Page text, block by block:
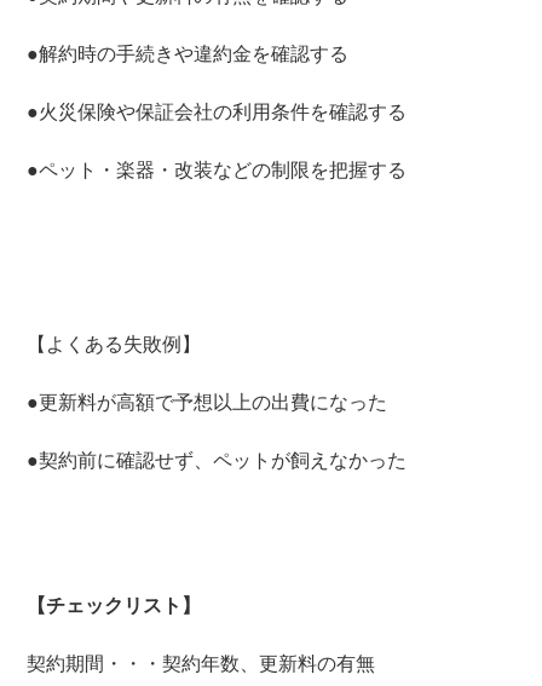
●解約時の手続きや違約金を確認する
●火災保険や保証会社の利用条件を確認する
●ペット・楽器・改装などの制限を把握する
【よくある失敗例】
●更新料が高額で予想以上の出費になった
●契約前に確認せず、ペットが飼えなかった
【チェックリスト】
契約期間・・・契約年数、更新料の有無